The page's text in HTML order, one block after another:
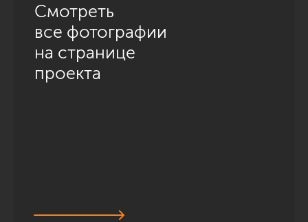
Смотреть
все фотографии
на странице
проекта